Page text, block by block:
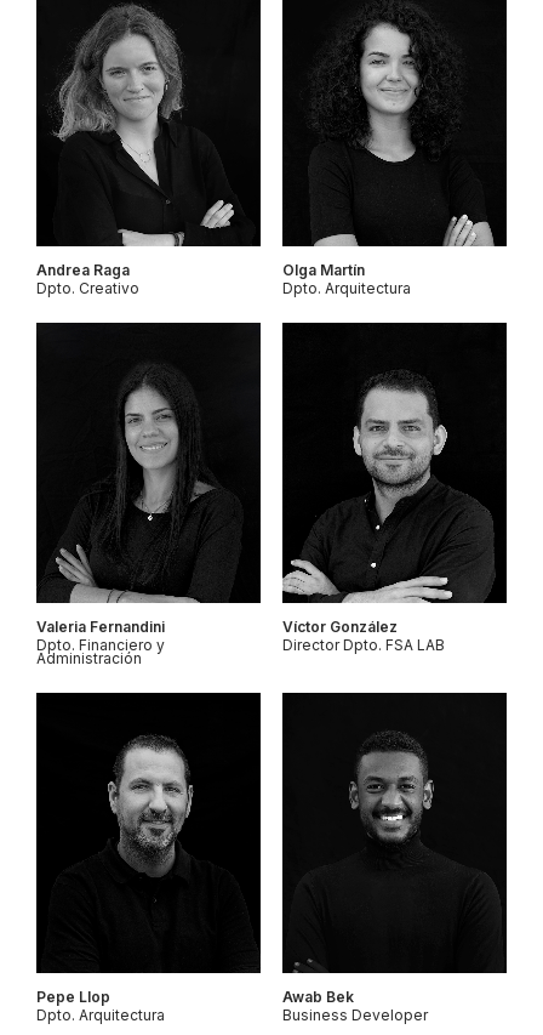
Andrea Raga
Dpto. Creativo
Olga Martín
Dpto. Arquitectura
Valeria Fernandini
Dpto. Financiero y
Administración
Víctor González
Director Dpto. FSA LAB
Pepe Llop
Dpto. Arquitectura
Awab Bek
Business Developer